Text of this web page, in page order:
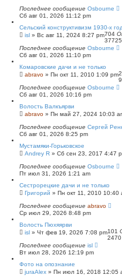
Последнее сообщение Osbourne
Сб авг 01, 2026 11:12 pm
Сельский конструктивизм 1930-х
isl » Вс авг 11, 2024 8:27 pm704
Последнее сообщение Osbourne
Сб авг 01, 2026 11:10 pm
Комаровские дачи и не только
abravo » Пн окт 11, 2010 1:09 pm
Последнее сообщение Osbourne
Сб авг 01, 2026 10:16 pm
Волость Валкъярви
abravo » Пн май 27, 2024 10:03
Последнее сообщение Сергей
Сб авг 01, 2026 8:25 pm
Мустамяки-Горьковское
Andrey R » Сб сен 23, 2017 4:47
Последнее сообщение Osbourne
Пт июл 31, 2026 1:21 am
Сестрорецкие дачи и не только
Григорий » Пн окт 11, 2010 10:40
Последнее сообщение abravo
Ср июл 29, 2026 8:48 pm
Волость Пюхяярви
isl » Чт фев 19, 2026 7:08 pm101
2470
Последнее сообщение isl
Вт июл 28, 2026 12:19 pm
Фото на опознание
juraAlex » Пн июл 16, 2018 12:05